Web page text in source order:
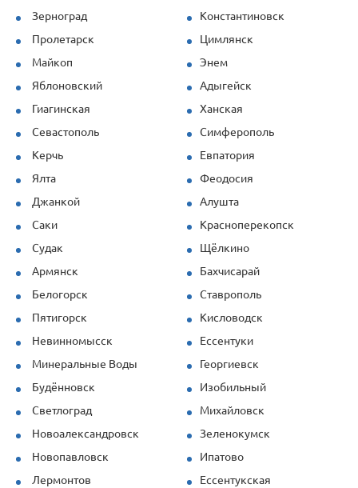
Зерноград
Константиновск
Пролетарск
Цимлянск
Майкоп
Энем
Яблоновский
Адыгейск
Гиагинская
Ханская
Севастополь
Симферополь
Керчь
Евпатория
Ялта
Феодосия
Джанкой
Алушта
Саки
Красноперекопск
Судак
Щёлкино
Армянск
Бахчисарай
Белогорск
Ставрополь
Пятигорск
Кисловодск
Невинномысск
Ессентуки
Минеральные Воды
Георгиевск
Будённовск
Изобильный
Светлоград
Михайловск
Новоалександровск
Зеленокумск
Новопавловск
Ипатово
Лермонтов
Ессентукская